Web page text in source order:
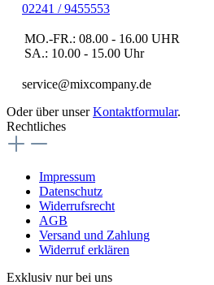
02241 / 9455553
MO.-FR.: 08.00 - 16.00 UHR
SA.: 10.00 - 15.00 Uhr
service@mixcompany.de
Oder über unserKontaktformular.
Rechtliches
Impressum
Datenschutz
Widerrufsrecht
AGB
Versand und Zahlung
Widerruf erklären
Exklusiv nur bei uns